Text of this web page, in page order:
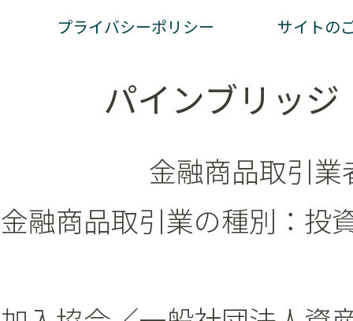
プライバシーポリシー サイトの
パインブリッ
金融商品取引
金融商品取引業の種別：投